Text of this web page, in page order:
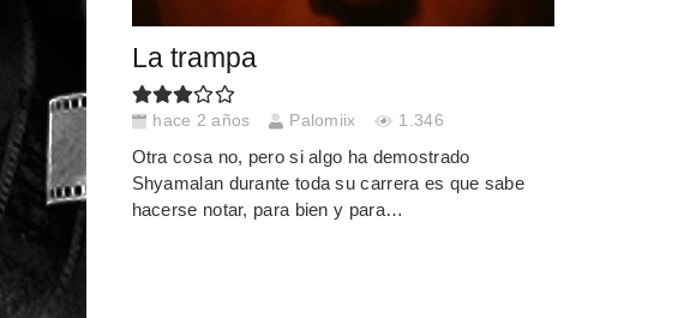
La trampa
hace 2 años Palomiix 1.346
Otra cosa no, pero si algo ha demostrado
Shyamalan durante toda su carrera es que sabe
hacerse notar, para bien y para…